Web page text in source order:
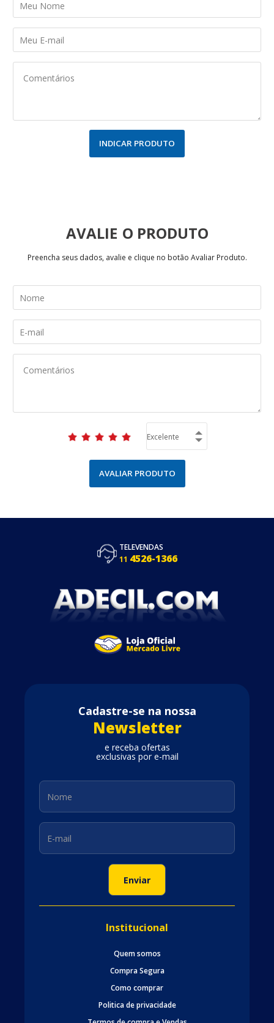
INDICAR PRODUTO
AVALIE
Preencha seus dados, avalie e clique no botão Avaliar Produto.
AVALIAR PRODUTO
TELEVENDAS
11 4526-1366
Cadastre-se na nossa
Newsletter
e receba ofertas
exclusivas por e-mail
Institucional
Quem somos
Compra Segura
Como comprar
Politica de privacidade